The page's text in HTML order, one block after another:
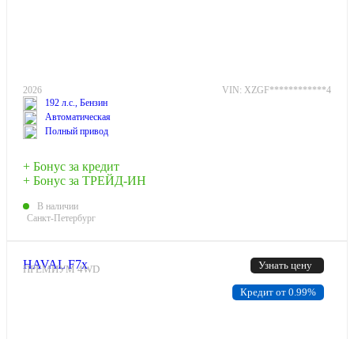
2026
VIN: XZGF************4
192 л.с., Бензин
Автоматическая
Полный привод
+ Бонус за кредит
+ Бонус за ТРЕЙД-ИН
В наличии
Санкт-Петербург
Узнать цену
HAVAL F7x
ПРЕМИУМ 4WD
Кредит от 0.99%